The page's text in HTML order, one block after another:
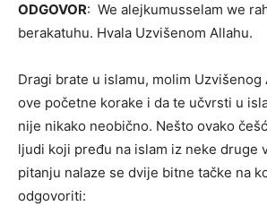
ODGOVOR: We alejkumusselam we
berakatuhu. Hvala Uzvišenom Allahu.
Dragi brate u islamu, molim Uzvišenog
ove početne korake i da te učvrsti u
nije nikako neobično. Nešto ovako
ljudi koji pređu na islam iz neke druge
pitanju nalaze se dvije bitne tačke na
odgovoriti: